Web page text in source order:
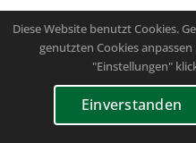
Diese Website benutzt Cookies.
genutzten Cookies anpassen
"Einstellungen"
Einverstanden